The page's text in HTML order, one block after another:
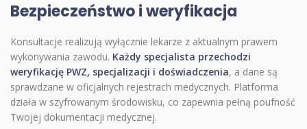
Bezpieczeństwo i weryfikacja
Konsultacje realizują wyłącznie lekarze z aktualnym prawem
wykonywania zawodu. Każdy specjalista przechodzi
weryfikację PWZ, specjalizacji i doświadczenia, a dane są
sprawdzane w oficjalnych rejestrach medycznych. Platforma
działa w szyfrowanym środowisku, co zapewnia pełną poufność
Twojej dokumentacji medycznej.